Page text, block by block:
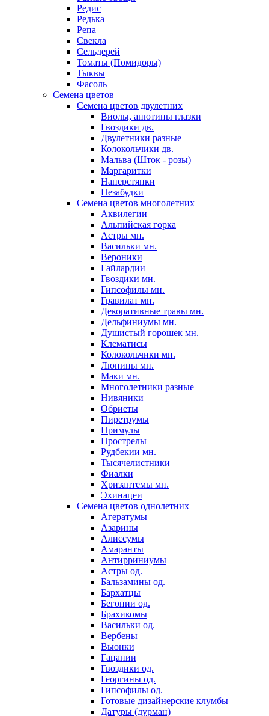
Редис
Редька
Репа
Свекла
Сельдерей
Томаты (Помидоры)
Тыквы
Фасоль
Семена цветов
Семена цветов двулетних
Виолы, анютины глазки
Гвоздики дв.
Двулетники разные
Колокольчики дв.
Мальва (Шток - розы)
Маргаритки
Наперстянки
Незабудки
Семена цветов многолетних
Аквилегии
Альпийская горка
Астры мн.
Васильки мн.
Вероники
Гайлардии
Гвоздики мн.
Гипсофилы мн.
Гравилат мн.
Декоративные травы мн.
Дельфиниумы мн.
Душистый горошек мн.
Клематисы
Колокольчики мн.
Люпины мн.
Маки мн.
Многолетники разные
Нивяники
Обриеты
Пиретрумы
Примулы
Прострелы
Рудбекии мн.
Тысячелистники
Фиалки
Хризантемы мн.
Эхинацеи
Семена цветов однолетних
Агератумы
Азарины
Алиссумы
Амаранты
Антирриниумы
Астры од.
Бальзамины од.
Бархатцы
Бегонии од.
Брахикомы
Васильки од.
Вербены
Вьюнки
Гацании
Гвоздики од.
Георгины од.
Гипсофилы од.
Готовые дизайнерские клумбы
Датуры (дурман)